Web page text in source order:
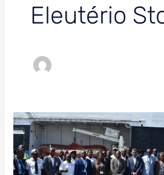
Eleutério
REUNIÃO
SOBRE
BUSCA
E